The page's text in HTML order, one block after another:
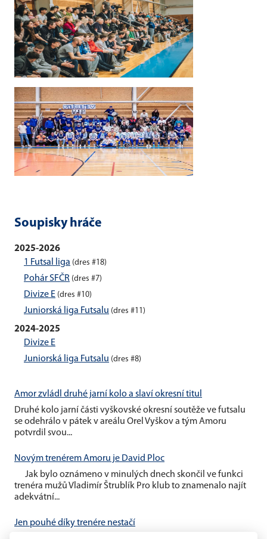
Soupisky hráče
2025-2026
1 Futsal liga (dres #18)
Pohár SFČR (dres #7)
Divize E (dres #10)
Juniorská liga Futsalu (dres #11)
2024-2025
Divize E
Juniorská liga Futsalu (dres #8)
Amor zvládl druhé jarní kolo a slaví okresní titul
Druhé kolo jarní části vyškovské okresní soutěže ve futsalu
se odehrálo v pátek v areálu Orel Vyškov a tým Amoru
potvrdil svou...
Novým trenérem Amoru je David Ploc
Jak bylo oznámeno v minulých dnech skončil ve funkci
trenéra mužů Vladimír Štrublík Pro klub to znamenalo najít
adekvátní...
Jen pouhé díky trenére nestačí